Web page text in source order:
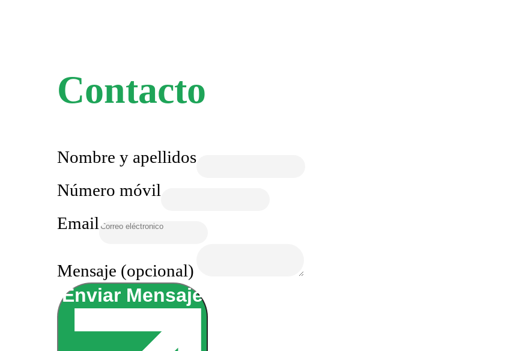
Contacto
Nombre y apellidos
Número móvil
Email
Mensaje (opcional)
Enviar Mensaje